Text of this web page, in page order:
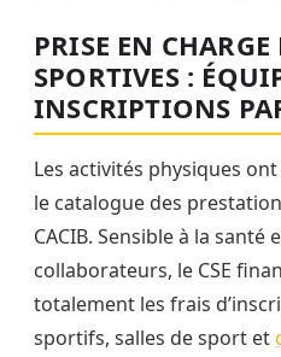
PRISE EN
SPORTIVES :
INSCRIPTIONS
Les activités physiques
le catalogue des
CACIB. Sensible à la santé
collaborateurs, le CSE
totalement les frais
sportifs, salles de sport et